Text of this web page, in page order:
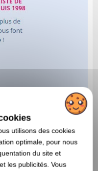
utilisons des cookies
optimale, pour nous
du site et
les publicités. Vous